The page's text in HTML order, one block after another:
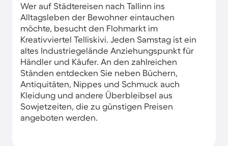
Wer auf Städtereisen nach Tallinn​ ins
Alltagsleben der Bewohner eintauchen
möchte, besucht den Flohmarkt im
Kreativviertel Telliskivi. Jeden Samstag ist ein
altes Industriegelände Anziehungspunkt ​für
Händler und Käufer. An den zahlreichen
Ständen entdecken Sie neben Büchern,
Antiquitäten, Nippes und Schmuck auch
Kleidung und andere Überbleibsel aus
Sowjetzeiten, die zu günstigen Preisen
angeboten werden.